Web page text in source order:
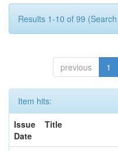
Results 1-10 of 99
previous 1
Item hits:
Issue
Date
Title